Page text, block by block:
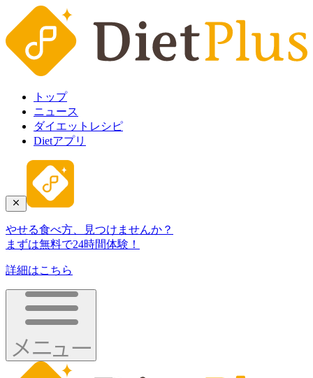
トップ
ニュース
ダイエットレシピ
Dietアプリ
やせる食べ方、見つけませんか？
まずは無料で24時間体験！
詳細はこちら